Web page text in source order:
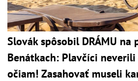
Slovák spôsobil DRÁMU na
Benátkach: Plavčíci
očiam! Zasahovať museli